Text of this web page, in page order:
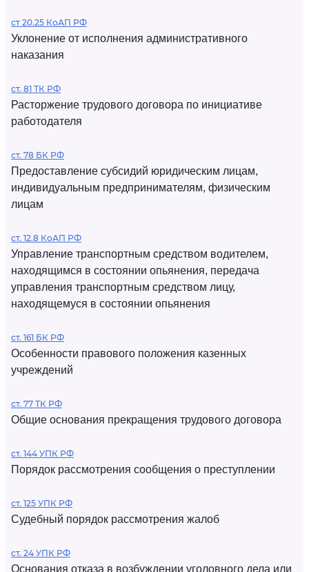
ст 20.25 КоАП РФ
Уклонение от исполнения административного
наказания
ст. 81 ТК РФ
Расторжение трудового договора по инициативе
работодателя
ст. 78 БК РФ
Предоставление субсидий юридическим лицам,
индивидуальным предпринимателям, физическим
лицам
ст. 12.8 КоАП РФ
Управление транспортным средством водителем,
находящимся в состоянии опьянения, передача
управления транспортным средством лицу,
находящемуся в состоянии опьянения
ст. 161 БК РФ
Особенности правового положения казенных
учреждений
ст. 77 ТК РФ
Общие основания прекращения трудового договора
ст. 144 УПК РФ
Порядок рассмотрения сообщения о преступлении
ст. 125 УПК РФ
Судебный порядок рассмотрения жалоб
ст. 24 УПК РФ
Основания отказа в возбуждении уголовного дела или